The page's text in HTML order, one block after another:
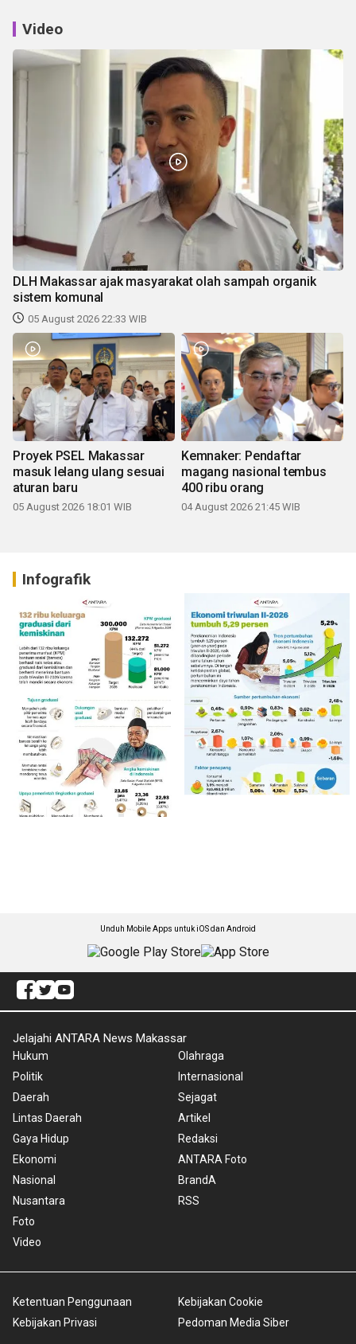
Video
DLH Makassar ajak masyarakat olah sampah organik
sistem komunal
05 August 2026 22:33 WIB
Proyek PSEL Makassar
masuk lelang ulang sesuai
aturan baru
05 August 2026 18:01 WIB
Kemnaker: Pendaftar
magang nasional tembus
400 ribu orang
04 August 2026 21:45 WIB
Infografik
Unduh Mobile Apps untuk iOS dan Android
Jelajahi ANTARA News Makassar
Hukum
Politik
Daerah
Lintas Daerah
Gaya Hidup
Ekonomi
Nasional
Nusantara
Foto
Video
Olahraga
Internasional
Sejagat
Artikel
Redaksi
ANTARA Foto
BrandA
RSS
Ketentuan Penggunaan
Kebijakan Privasi
Kebijakan Cookie
Pedoman Media Siber